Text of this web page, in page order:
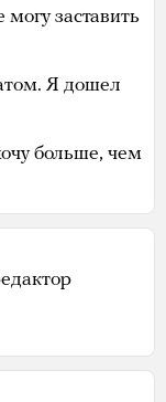
заставить
Я дошел
больше, чем